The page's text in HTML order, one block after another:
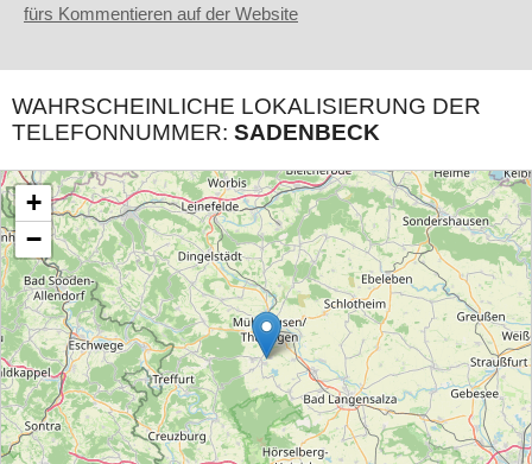
fürs Kommentieren auf der Website
WAHRSCHEINLICHE LOKALISIERUNG DER
TELEFONNUMMER: SADENBECK